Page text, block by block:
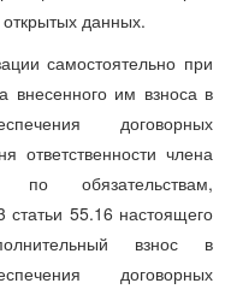
данных.
самостоятельно при
внесенного им взноса в
договорных
ответственности члена
по обязательствам,
статьи 55.16 настоящего
взнос в
договорных